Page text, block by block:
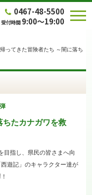
0467-48-5500
受付時間 9:00～19:00
ってきた冒険者たち ～闇に落ち
ちたカナガワを救
目指し、県民の皆さまへ向
遊記」のキャラクター達が